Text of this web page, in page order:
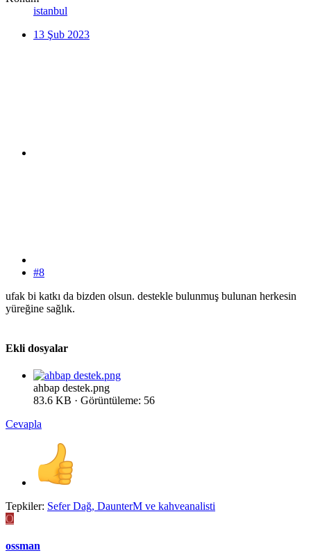
istanbul
13 Şub 2023
#8
ufak bi katkı da bizden olsun. destekle bulunmuş bulunan herkesin
yüreğine sağlık.
Ekli dosyalar
ahbap destek.png
83.6 KB · Görüntüleme: 56
Cevapla
Tepkiler: Sefer Dağ, DaunterM ve kahveanalisti
O
ossman